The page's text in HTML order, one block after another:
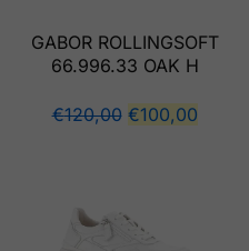
GABOR ROLLINGSOFT
66.996.33 OAK H
€120,00 €100,00